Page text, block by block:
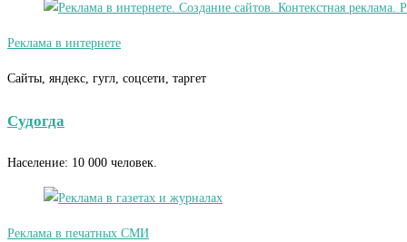
Реклама в интернете
Сайты, яндекс, гугл, соцсети, таргет
Судогда
Население: 10 000 человек.
Реклама в печатных СМИ